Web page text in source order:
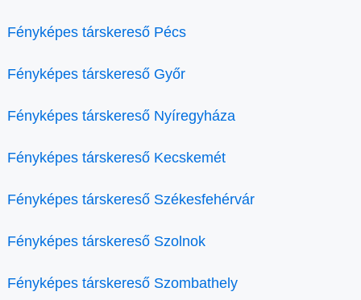
Fényképes társkereső Pécs
Fényképes társkereső Győr
Fényképes társkereső Nyíregyháza
Fényképes társkereső Kecskemét
Fényképes társkereső Székesfehérvár
Fényképes társkereső Szolnok
Fényképes társkereső Szombathely